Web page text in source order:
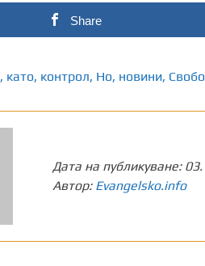
Share
, като, контрол, Но, новини,
Дата на публикуване:
Автор: Evangelsko.info